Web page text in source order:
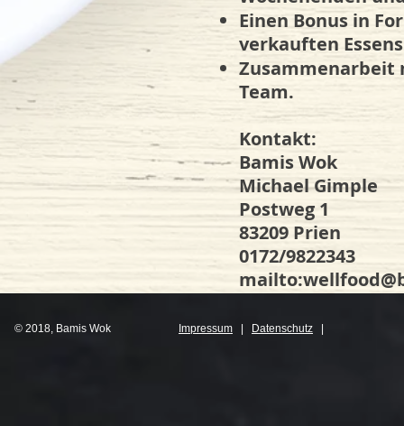
Einen Bonus in
verkauften
Zusammenarbeit
Team.
Kontakt:
Bamis Wok
Michael Gimple
Postweg 1
83209 Prien
0172/9822343
mailto:
© 2018, Bamis Wok Impressum Datenschutz